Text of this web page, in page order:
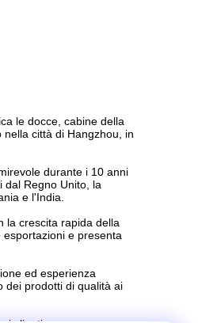
le docce, cabine della
città di Hangzhou, in
durante i 10 anni
dal Regno Unito, la
e l'India.
la crescita rapida della
e presenta
ed esperienza
dei prodotti di qualità ai